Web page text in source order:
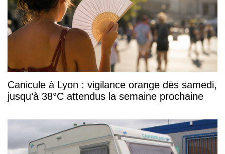
Canicule à Lyon : vigilance orange dès samedi,
jusqu’à 38°C attendus la semaine prochaine